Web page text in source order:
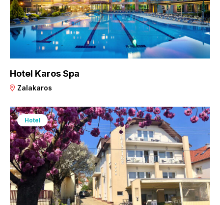
Hotel Karos Spa
Zalakaros
Hotel